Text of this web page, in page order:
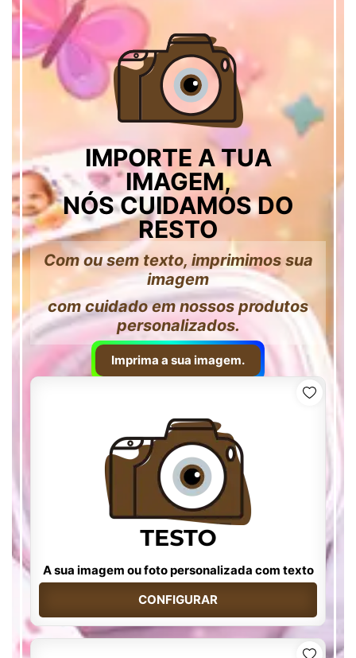
IMPORTE A TUA
IMAGEM,
NÓS CUIDAMOS DO
RESTO
Com ou sem texto, imprimimos sua
imagem
com cuidado em nossos produtos
personalizados.
Imprima a sua imagem.
A sua imagem ou foto personalizada com texto
CONFIGURAR